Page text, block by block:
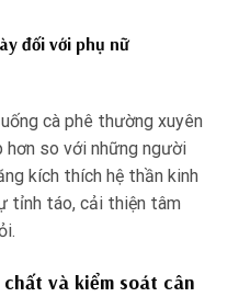
đối với phụ nữ
cà phê thường xuyên
so với những người
kích thích hệ thần kinh
tỉnh táo, cải thiện tâm
và kiểm soát cân